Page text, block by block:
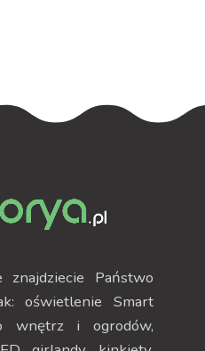
Państwo
oświetlenie Smart
wnętrz i ogrodów,